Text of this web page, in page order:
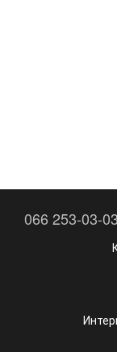
066 253-03-03